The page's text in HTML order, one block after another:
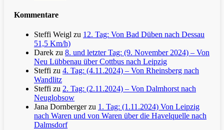
Kommentare
Steffi Weigl zu 12. Tag: Von Bad Düben nach Dessau
51,5 Km/h)
Darek zu 8. und letzter Tag: (9. November 2024) – Von
Neu Lübbenau über Cottbus nach Leipzig
Steffi zu 4. Tag: (4.11.2024) – Von Rheinsberg nach
Wandlitz
Steffi zu 2. Tag: (2.11.2024) – Von Dalmhorst nach
Neuglobsow
Jana Dornbergerzu 1. Tag: (1.11.2024) Von Leipzig
nach Waren und von Waren über die Havelquelle nach
Dalmsdorf